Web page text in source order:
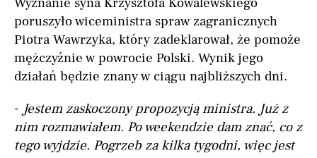
poruszyło wiceministra spraw zagranicznych
Piotra Wawrzyka, który zadeklarował, że pomoże
mężczyźnie w powrocie Polski. Wynik jego
działań będzie znany w ciągu najbliższych dni.
- Jestem zaskoczony propozycją ministra. Już z
nim rozmawiałem. Po weekendzie dam znać, co z
tego wyjdzie. Pogrzeb za kilka tygodni, więc jest